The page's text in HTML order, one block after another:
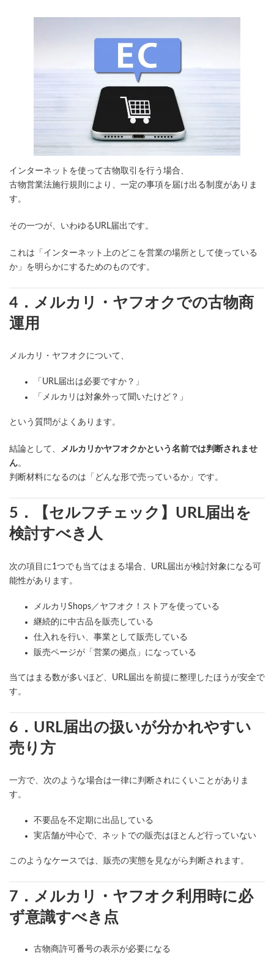
インターネットを使って古物取引を行う場合、
古物営業法施行規則により、一定の事項を届け出る制度がありま
す。
その一つが、いわゆるURL届出です。
これは「インターネット上のどこを営業の場所として使っている
か」を明らかにするためのものです。
4．メルカリ・ヤフオクでの古物商
運用
メルカリ・ヤフオクについて、
「URL届出は必要ですか？」
「メルカリは対象外って聞いたけど？」
という質問がよくあります。
結論として、 メルカリかヤフオクかという名前では判断されませ
ん。
判断材料になるのは「どんな形で売っているか」です。
5．【セルフチェック】URL届出を
検討すべき人
次の項目に1つでも当てはまる場合、URL届出が検討対象になる可
能性があります。
メルカリShops／ヤフオク！ストアを使っている
継続的に中古品を販売している
仕入れを行い、事業として販売している
販売ページが「営業の拠点」になっている
当てはまる数が多いほど、URL届出を前提に整理したほうが安全で
す。
6．URL届出の扱いが分かれやすい
売り方
一方で、次のような場合は一律に判断されにくいことがありま
す。
不要品を不定期に出品している
実店舗が中心で、ネットでの販売はほとんど行っていない
このようなケースでは、販売の実態を見ながら判断されます。
7．メルカリ・ヤフオク利用時に必
ず意識すべき点
古物商許可番号の表示が必要になる